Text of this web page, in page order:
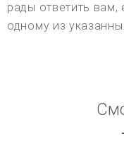
рады ответить вам,
одному из